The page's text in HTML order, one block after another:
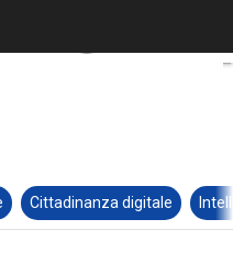
Cittadinanza digitale